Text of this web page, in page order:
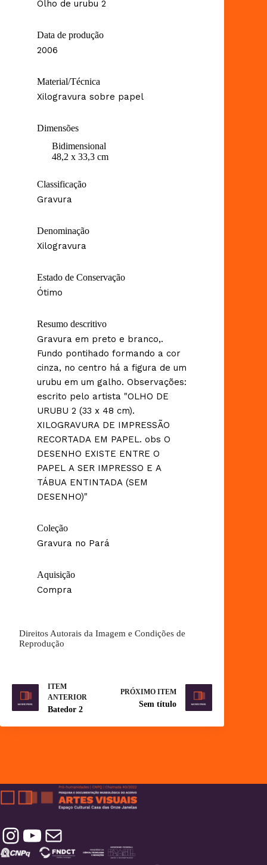
Olho de urubu 2
Data de produção
2006
Material/Técnica
Xilogravura sobre papel
Dimensões
Bidimensional
48,2 x 33,3 cm
Classificação
Gravura
Denominação
Xilogravura
Estado de Conservação
Ótimo
Resumo descritivo
Gravura em preto e branco,.
Fundo pontihado formando a cor
cinza, no centro há a figura de um
urubu em um galho. Observações:
escrito pelo artista "OLHO DE
URUBU 2 (33 x 48 cm).
XILOGRAVURA DE IMPRESSÃO
RECORTADA EM PAPEL. obs O
DESENHO EXISTE ENTRE O
PAPEL A SER IMPRESSO E A
TÁBUA ENTINTADA (SEM
DESENHO)"
Coleção
Gravura no Pará
Aquisição
Compra
Direitos Autorais da Imagem e Condições de
Reprodução
ITEM
ANTERIOR
Batedor 2
PRÓXIMO ITEM
Sem título
Instagram YouTube Contatos